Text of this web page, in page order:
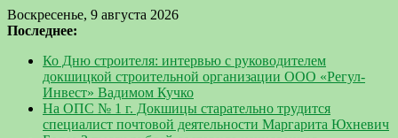
Воскресенье, 9 августа 2026
Последнее:
Ко Дню строителя: интервью с руководителем
докшицкой строительной организации ООО «Регул-
Инвест» Вадимом Кучко
На ОПС № 1 г. Докшицы старательно трудится
специалист почтовой деятельности Маргарита Юхневич